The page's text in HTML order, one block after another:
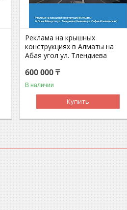
Реклама на крышных
конструкциях в Алматы на
Абая угол ул. Тлендиева
600 000 ₸
В наличии
Купить